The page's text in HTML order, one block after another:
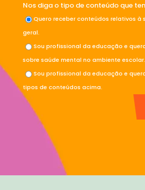
Nos diga o tipo de conteúdo que
Quero receber conteúdos relativos à
geral.
Sou profissional da educação e
sobre saúde mental no ambiente escolar.
Sou profissional da educação e
tipos de conteúdos acima.